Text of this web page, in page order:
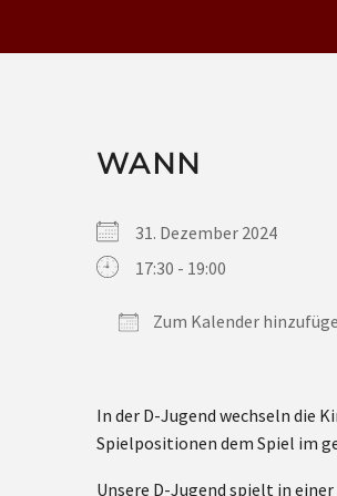
WANN
31. Dezember 2024
17:30 - 19:00
Zum Kalender
In der D-Jugend wechseln die
Spielpositionen dem Spiel im
Unsere D-Jugend spielt in einer